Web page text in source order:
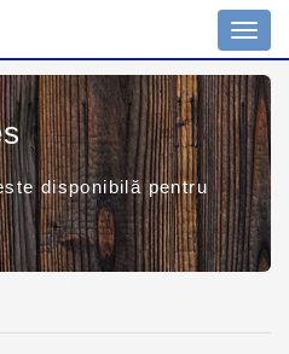
disponibilă pentru